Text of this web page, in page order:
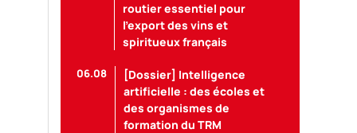
routier essentiel pour
l’export des vins et
spiritueux français
06.08
[Dossier] Intelligence
artificielle : des écoles et
des organismes de
formation du TRM